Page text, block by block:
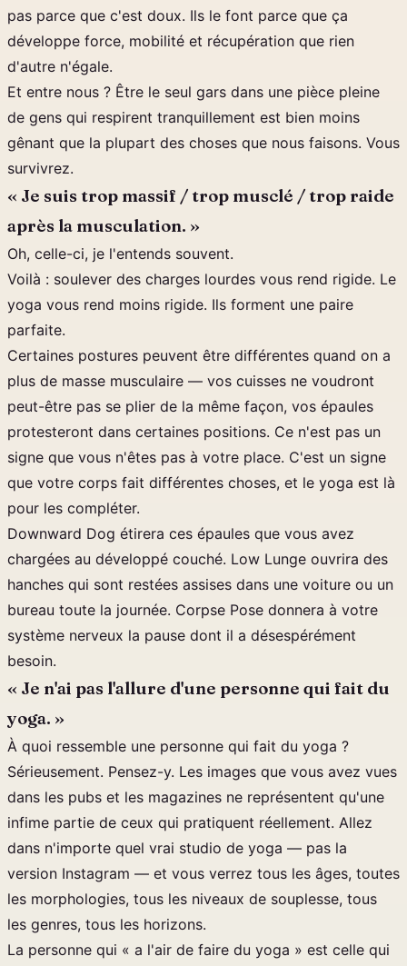
pas parce que c'est doux. Ils le font parce que ça
développe force, mobilité et récupération que rien
d'autre n'égale.
Et entre nous ? Être le seul gars dans une pièce pleine
de gens qui respirent tranquillement est bien moins
gênant que la plupart des choses que nous faisons. Vous
survivrez.
« Je suis trop massif / trop musclé / trop raide
après la musculation. »
Oh, celle-ci, je l'entends souvent.
Voilà : soulever des charges lourdes vous rend rigide. Le
yoga vous rend moins rigide. Ils forment une paire
parfaite.
Certaines postures peuvent être différentes quand on a
plus de masse musculaire — vos cuisses ne voudront
peut-être pas se plier de la même façon, vos épaules
protesteront dans certaines positions. Ce n'est pas un
signe que vous n'êtes pas à votre place. C'est un signe
que votre corps fait différentes choses, et le yoga est là
pour les compléter.
Downward Dog étirera ces épaules que vous avez
chargées au développé couché. Low Lunge ouvrira des
hanches qui sont restées assises dans une voiture ou un
bureau toute la journée. Corpse Pose donnera à votre
système nerveux la pause dont il a désespérément
besoin.
« Je n'ai pas l'allure d'une personne qui fait du
yoga. »
À quoi ressemble une personne qui fait du yoga ?
Sérieusement. Pensez-y. Les images que vous avez vues
dans les pubs et les magazines ne représentent qu'une
infime partie de ceux qui pratiquent réellement. Allez
dans n'importe quel vrai studio de yoga — pas la
version Instagram — et vous verrez tous les âges, toutes
les morphologies, tous les niveaux de souplesse, tous
les genres, tous les horizons.
La personne qui « a l'air de faire du yoga » est celle qui